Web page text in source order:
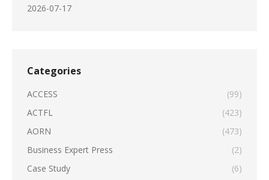
2026-07-17
Categories
ACCESS
(99)
ACTFL
(423)
AORN
(473)
Business Expert Press
(2)
Case Study
(6)